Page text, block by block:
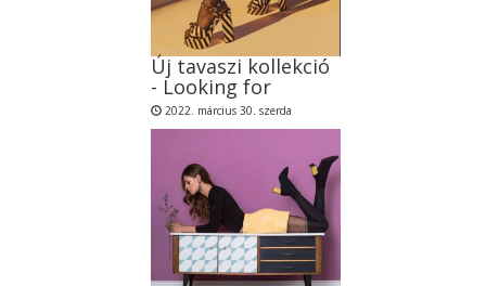
Új tavaszi kollekció
- Looking for
2022. március 30. szerda